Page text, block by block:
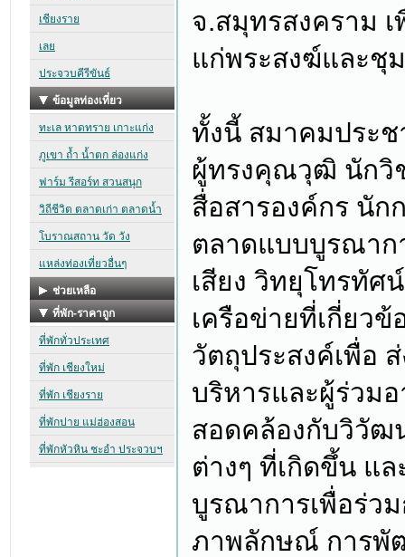
จ.สมุทรสงคราม
แก่พระสงฆ์และชุ
ทั้งนี้ สมาคมประ
ผู้ทรงคุณวุฒิ นักวิ
สื่อสารองค์กร นั
ตลาดแบบบูรณาก
เสียง วิทยุโทรทัศ
เครือข่ายที่เกี่ยว
วัตถุประสงค์เพื่อ
บริหารและผู้ร่วม
สอดคล้องกับวิวัฒ
ต่างๆ ที่เกิดขึ้น แ
บูรณาการเพื่อร่ว
ภาพลักษณ์ การพั